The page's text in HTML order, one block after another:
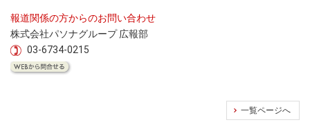
報道関係の方からのお問い合わせ
株式会社パソナグループ 広報部
03-6734-0215
一覧ページへ